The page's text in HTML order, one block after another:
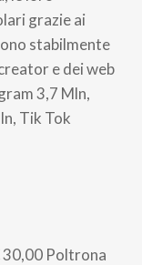
grazie ai
stabilmente
e dei web
3,7 Mln,
Tik Tok
30,00 Poltrona